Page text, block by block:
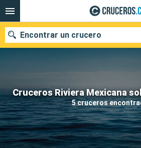
Cruceros Riviera Mexicana
5 cruceros
Encontrar un crucero
Nuestros destinos
Fecha de salida
Puertos